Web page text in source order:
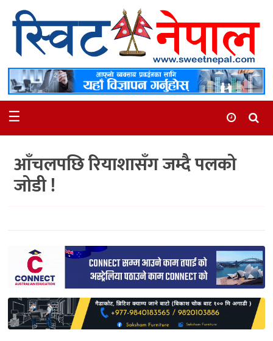
समाचार
स्थानीय
मनोरञ्जन
अन्तर्वार्ता
समाज
भिडियो
साहित्य
प्रदेश
English
☰
आँचलपछि रियाशासँग जम्दै पलको
जोडी !